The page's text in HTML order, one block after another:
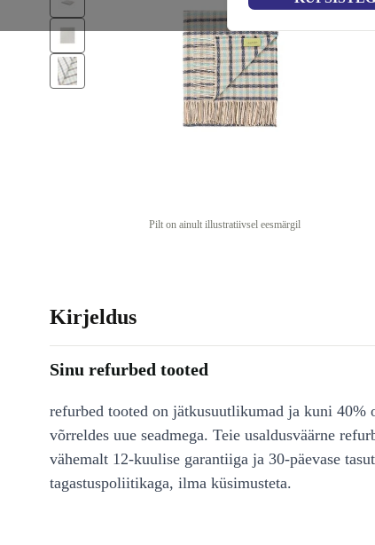
Pilt on ainult illustratiivsel eesmärgil
Kirjeldus
Sinu refurbed tooted
refurbed tooted on jätkusuutlikumad ja kuni 40%
võrreldes uue seadmega. Teie usaldusväärne
vähemalt 12-kuulise garantiiga ja 30-päevase
tagastuspoliitikaga, ilma küsimusteta.